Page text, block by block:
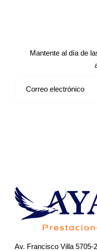
Mantente al día de
Av. Francisco Villa 5705-